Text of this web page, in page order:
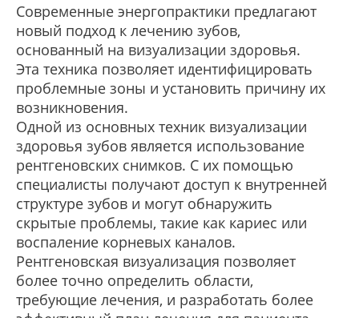
Современные энергопрактики предлагают
новый подход к лечению зубов,
основанный на визуализации здоровья.
Эта техника позволяет идентифицировать
проблемные зоны и установить причину их
возникновения.
Одной из основных техник визуализации
здоровья зубов является использование
рентгеновских снимков. С их помощью
специалисты получают доступ к внутренней
структуре зубов и могут обнаружить
скрытые проблемы, такие как кариес или
воспаление корневых каналов.
Рентгеновская визуализация позволяет
более точно определить области,
требующие лечения, и разработать более